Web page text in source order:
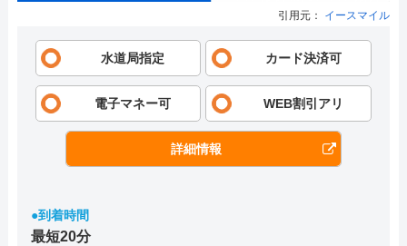
引用元： イースマイル
水道局指定 カード決済可
電子マネー可 WEB割引アリ
詳細情報
●到着時間
最短20分